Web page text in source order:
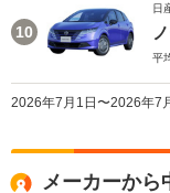
10
日
平
2026年7月1日〜2026年7
メーカーから